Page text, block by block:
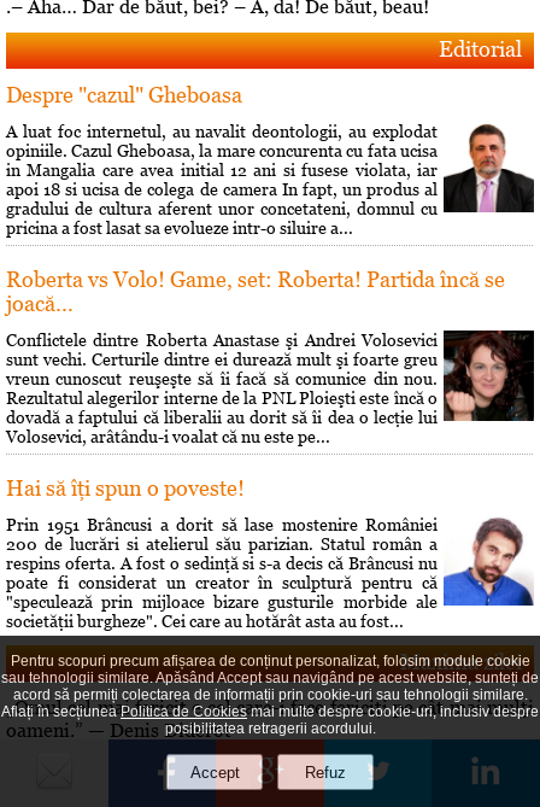
.– Aha… Dar de băut, bei? – A, da! De băut, beau!
Editorial
Despre "cazul" Gheboasa
A luat foc internetul, au navalit deontologii, au explodat
opiniile. Cazul Gheboasa, la mare concurenta cu fata ucisa
in Mangalia care avea initial 12 ani si fusese violata, iar
apoi 18 si ucisa de colega de camera In fapt, un produs al
gradului de cultura aferent unor concetateni, domnul cu
pricina a fost lasat sa evolueze intr-o siluire a...
Roberta vs Volo! Game, set: Roberta! Partida încă se
joacă...
Conflictele dintre Roberta Anastase şi Andrei Volosevici
sunt vechi. Certurile dintre ei durează mult şi foarte greu
vreun cunoscut reuşeşte să îi facă să comunice din nou.
Rezultatul alegerilor interne de la PNL Ploieşti este încă o
dovadă a faptului că liberalii au dorit să îi dea o lecţie lui
Volosevici, arâtându-i voalat că nu este pe...
Hai să îţi spun o poveste!
Prin 1951 Brâncusi a dorit să lase mostenire României
200 de lucrări si atelierul său parizian. Statul român a
respins oferta. A fost o sedinţă si s-a decis că Brâncusi nu
poate fi considerat un creator în sculptură pentru că
"speculează prin mijloace bizare gusturile morbide ale
societăţii burgheze". Cei care au hotărât asta au fost...
Maxima zilei
„Omul cel mai fericit e cel care-i face fericiţi pe cât mai mulţi
oameni.” — Denis Diderot
Curs valutar
Pentru scopuri precum afișarea de conținut personalizat, folosim module cookie
sau tehnologii similare. Apăsând Accept sau navigând pe acest website, sunteți de
acord să permiți colectarea de informații prin cookie-uri sau tehnologii similare.
Aflați în secțiuneaPolitica de Cookiesmai multe despre cookie-uri, inclusiv despre
posibilitatea retragerii acordului.